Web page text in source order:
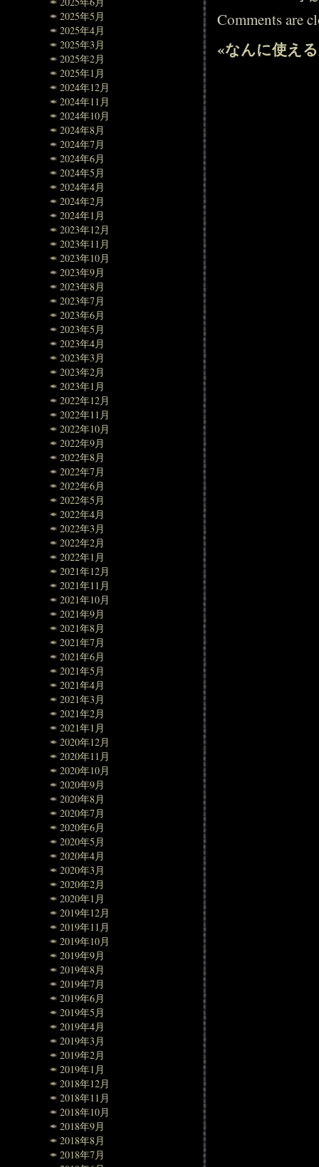
2025年5月
2025年4月
2025年3月
2025年2月
2025年1月
2024年12月
2024年11月
2024年10月
2024年8月
2024年7月
2024年6月
2024年5月
2024年4月
2024年2月
2024年1月
2023年12月
2023年11月
2023年10月
2023年9月
2023年8月
2023年7月
2023年6月
2023年5月
2023年4月
2023年3月
2023年2月
2023年1月
2022年12月
2022年11月
2022年10月
2022年9月
2022年8月
2022年7月
2022年6月
2022年5月
2022年4月
2022年3月
2022年2月
2022年1月
2021年12月
2021年11月
2021年10月
2021年9月
2021年8月
2021年7月
2021年6月
2021年5月
2021年4月
2021年3月
2021年2月
2021年1月
2020年12月
2020年11月
2020年10月
2020年9月
2020年8月
2020年7月
2020年6月
2020年5月
2020年4月
2020年3月
2020年2月
2020年1月
2019年12月
2019年11月
2019年10月
2019年9月
2019年8月
2019年7月
2019年6月
2019年5月
2019年4月
2019年3月
2019年2月
2019年1月
2018年12月
2018年11月
2018年10月
2018年9月
2018年8月
2018年7月
Comments are
«なんに使え